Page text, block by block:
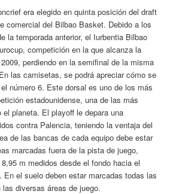
era elegido en quinta posición del draft
comercial del Bilbao Basket. Debido a los
la temporada anterior, el Iurbentia Bilbao
competición en la que alcanza la
perdiendo en la semifinal de la misma
las camisetas, se podrá apreciar cómo se
número 6. Este dorsal es uno de los más
estadounidense, una de las más
planeta. El playoff le depara una
contra Palencia, teniendo la ventaja del
de las bancas de cada equipo debe estar
marcadas fuera de la pista de juego,
m medidos desde el fondo hacia el
En el suelo deben estar marcadas todas las
diversas áreas de juego.